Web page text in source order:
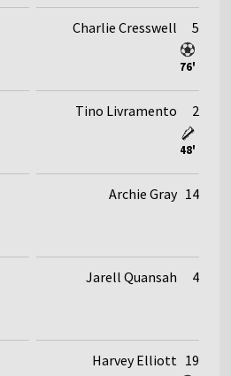
76'
Charlie Cresswell 5
48'
Tino Livramento 2
Archie Gray 14
Jarell Quansah 4
Harvey Elliott 19